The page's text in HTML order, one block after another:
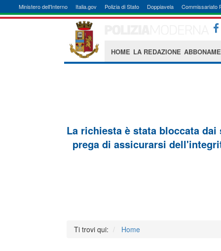
Ministero dell'Interno Italia.gov Polizia di Stato Doppiavela Commissariato
HOME LA REDAZIONE
La richiesta è stata bloccata
prega di assicurarsi
Ti trovi qui: Home